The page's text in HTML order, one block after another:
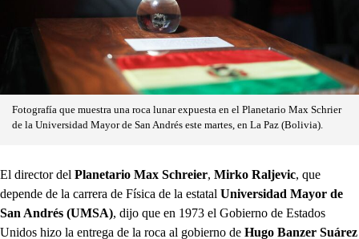
Fotografía que muestra una roca lunar expuesta en el Planetario Max Schrier
de la Universidad Mayor de San Andrés este martes, en La Paz (Bolivia).
El director del Planetario Max Schreier, Mirko Raljevic, que
depende de la carrera de Física de la estatal Universidad Mayor de
San Andrés (UMSA), dijo que en 1973 el Gobierno de Estados
Unidos hizo la entrega de la roca al gobierno de Hugo Banzer Suárez